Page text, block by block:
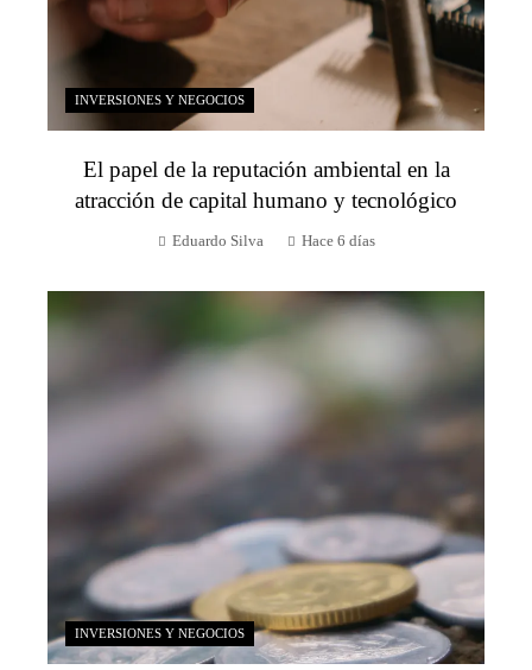
INVERSIONES Y NEGOCIOS
El papel de la reputación ambiental en la
atracción de capital humano y tecnológico
Eduardo Silva Hace 6 días
INVERSIONES Y NEGOCIOS